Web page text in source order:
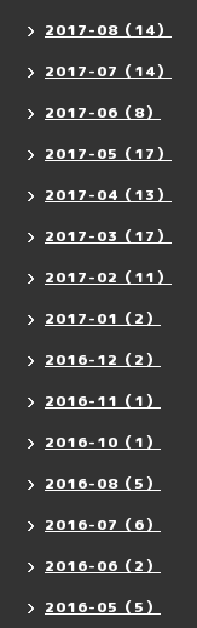
2017-08（14）
2017-07（14）
2017-06（8）
2017-05（17）
2017-04（13）
2017-03（17）
2017-02（11）
2017-01（2）
2016-12（2）
2016-11（1）
2016-10（1）
2016-08（5）
2016-07（6）
2016-06（2）
2016-05（5）